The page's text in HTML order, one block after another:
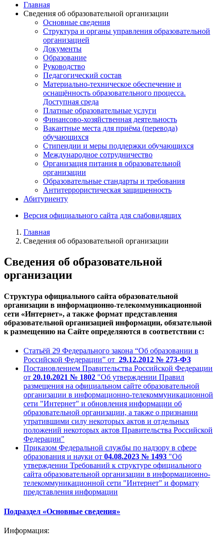
Главная
Сведения об образовательной организации
Основные сведения
Структура и органы управления образовательной
организацией
Документы
Образование
Руководство
Педагогический состав
Материально-техническое обеспечение и
оснащённость образовательного процесса.
Доступная среда
Платные образовательные услуги
Финансово-хозяйственная деятельность
Вакантные места для приёма (перевода)
обучающихся
Стипендии и меры поддержки обучающихся
Международное сотрудничество
Организация питания в образовательной
организации
Образовательные стандарты и требования
Антитеррористическая защищенность
Абитуриенту
Версия официального сайта для слабовидящих
Главная
Сведения об образовательной организации
Сведения об образовательной
организации
Структура официального сайта образовательной
организации в информационно-телекоммуникационной
сети «Интернет», а также формат представления
образовательной организацией информации, обязательной
к размещению на Сайте определяются в соответствии с:
Статьёй 29 Федерального закона “Об образовании в
Российской Федерации” от 29.12.2012 № 273-ФЗ
Постановлением Правительства Российской Федерации
от 20.10.2021 № 1802 "Об утверждении Правил
размещения на официальном сайте образовательной
организации в информационно-телекоммуникационной
сети "Интернет" и обновления информации об
образовательной организации, а также о признании
утратившими силу некоторых актов и отдельных
положений некоторых актов Правительства Российской
Федерации"
Приказом Федеральной службы по надзору в сфере
образования и науки от 04.08.2023 № 1493 "Об
утверждении Требований к структуре официального
сайта образовательной организации в информационно-
телекоммуникационной сети "Интернет" и формату
представления информации
Подраздел «Основные сведения»
Информация: